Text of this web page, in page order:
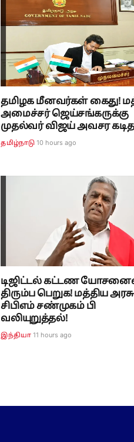
தமிழக மீனவர்கள் கைது!
அமைச்சர் ஜெய்சங்கருக்கு
முதல்வர் விஜய் அவசர
தமிழ்நாடு 10 hours ago
டிஜிட்டல் கட்டண
திரும்ப பெறுக! மத்திய
சிபிஎம் சண்முகம் பி
வலியுறுத்தல்!
இந்தியா 11 hours ago